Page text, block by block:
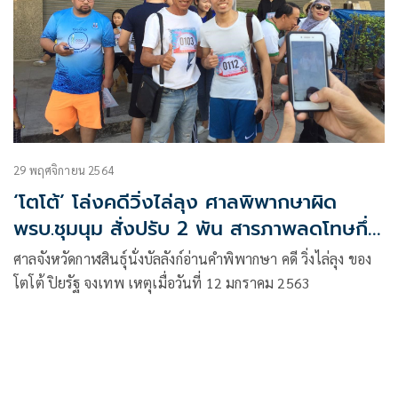
29 พฤศจิกายน 2564
‘โตโต้’ โล่งคดีวิ่งไล่ลุง ศาลพิพากษาผิด
พรบ.ชุมนุม สั่งปรับ 2 พัน สารภาพลดโทษกึ่ง
หนึ่ง
ศาลจังหวัดกาฬสินธุ์นั่งบัลลังก์อ่านคำพิพากษา คดี วิ่งไล่ลุง ของ
โตโต้ ปิยรัฐ จงเทพ เหตุเมื่อวันที่ 12 มกราคม 2563